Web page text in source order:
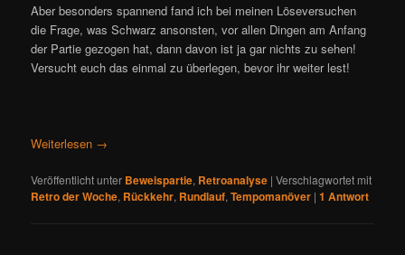
Aber besonders spannend fand ich bei meinen Löseversuchen
die Frage, was Schwarz ansonsten, vor allen Dingen am Anfang
der Partie gezogen hat, dann davon ist ja gar nichts zu sehen!
Versucht euch das einmal zu überlegen, bevor ihr weiter lest!
Weiterlesen →
Veröffentlicht unter Beweispartie, Retroanalyse |Verschlagwortet mit
Retro der Woche, Rückkehr, Rundlauf,Tempomanöver |1 Antwort